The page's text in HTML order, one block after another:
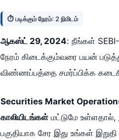
⏱️ படிக்கும் நேரம்: 2 நிமிடம்
ஆகஸ்ட் 29, 2024: நீங்கள்
நேரம் கிடைக்கும்வரை பயன்
விண்ணப்பத்தை சமர்ப்பிக்க
Securities Market
காலியிடங்கள் மட்டுமே உள்ளதால்,
பகுதியாக சேர இது உங்கள் இறுதி